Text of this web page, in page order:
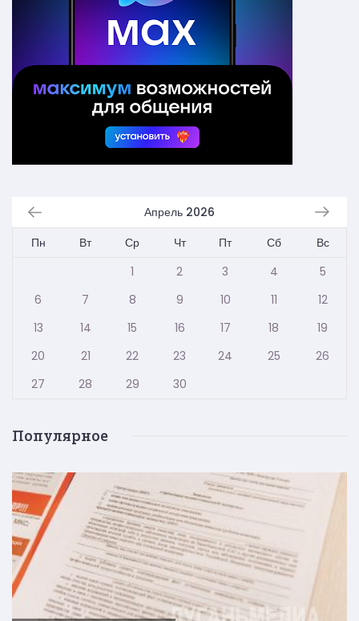
Апрель 2026
Пн
Вт Ср Чт Пт Сб
Вс
1
2 3 4
5
6
7 8 9 10 11
12
13
14 15 16 17 18
19
20
21 22 23 24 25
26
27
28 29 30
Популярное